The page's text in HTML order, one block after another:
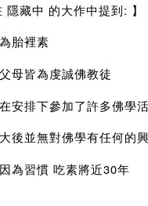
隱藏中 的大作中提到: 】
胎裡素
母皆為虔誠佛教徒
安排下參加了許多佛學
後並無對佛學有任何的
為習慣 吃素將近30年